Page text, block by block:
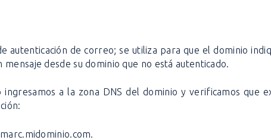
autenticación de correo; se utiliza para que el dominio
mensaje desde su dominio que no está autenticado.
ingresamos a la zona DNS del dominio y verificamos que